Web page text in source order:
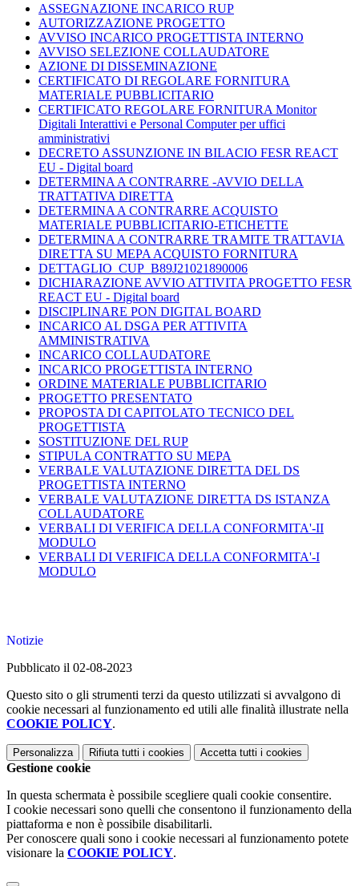
ASSEGNAZIONE INCARICO RUP
AUTORIZZAZIONE PROGETTO
AVVISO INCARICO PROGETTISTA INTERNO
AVVISO SELEZIONE COLLAUDATORE
AZIONE DI DISSEMINAZIONE
CERTIFICATO DI REGOLARE FORNITURA
MATERIALE PUBBLICITARIO
CERTIFICATO REGOLARE FORNITURA Monitor
Digitali Interattivi e Personal Computer per uffici
amministrativi
DECRETO ASSUNZIONE IN BILACIO FESR REACT
EU - Digital board
DETERMINA A CONTRARRE -AVVIO DELLA
TRATTATIVA DIRETTA
DETERMINA A CONTRARRE ACQUISTO
MATERIALE PUBBLICITARIO-ETICHETTE
DETERMINA A CONTRARRE TRAMITE TRATTAVIA
DIRETTA SU MEPA ACQUISTO FORNITURA
DETTAGLIO_CUP_B89J21021890006
DICHIARAZIONE AVVIO ATTIVITA PROGETTO FESR
REACT EU - Digital board
DISCIPLINARE PON DIGITAL BOARD
INCARICO AL DSGA PER ATTIVITA
AMMINISTRATIVA
INCARICO COLLAUDATORE
INCARICO PROGETTISTA INTERNO
ORDINE MATERIALE PUBBLICITARIO
PROGETTO PRESENTATO
PROPOSTA DI CAPITOLATO TECNICO DEL
PROGETTISTA
SOSTITUZIONE DEL RUP
STIPULA CONTRATTO SU MEPA
VERBALE VALUTAZIONE DIRETTA DEL DS
PROGETTISTA INTERNO
VERBALE VALUTAZIONE DIRETTA DS ISTANZA
COLLAUDATORE
VERBALI DI VERIFICA DELLA CONFORMITA'-II
MODULO
VERBALI DI VERIFICA DELLA CONFORMITA'-I
MODULO
Notizie
Pubblicato il 02-08-2023
Questo sito o gli strumenti terzi da questo utilizzati si avvalgono di
cookie necessari al funzionamento ed utili alle finalità illustrate nella
COOKIE POLICY.
Personalizza Rifiuta tutti i cookies Accetta tutti i cookies
Gestione cookie
In questa schermata è possibile scegliere quali cookie consentire.
I cookie necessari sono quelli che consentono il funzionamento della
piattaforma e non è possibile disabilitarli.
Per conoscere quali sono i cookie necessari al funzionamento potete
visionare la COOKIE POLICY.